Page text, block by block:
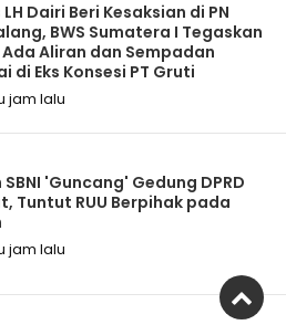
Dairi Beri Kesaksian di PN
BWS Sumatera I Tegaskan
Aliran dan Sempadan
di Eks Konsesi PT Gruti
jam lalu
'Guncang' Gedung DPRD
Tuntut RUU Berpihak pada
jam lalu